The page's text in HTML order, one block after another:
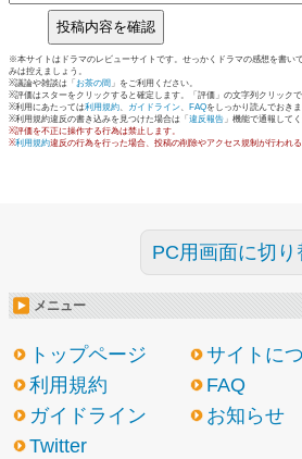
※本サイトはドラマのレビューサイトです。せっかくドラマの感想を書い
みは控えましょう。
※議論や雑談は「 お茶の間 」をご利用ください。
※評価はスターをクリックすると確定します。「評価」の文字列クリックで
※利用にあたっては利用規約、 ガイドライン、 FAQをしっかり読んでおきま
※利用規約違反の書き込みを見つけた場合は「 違反報告 」機能で通報してく
※評価を不正に操作する行為は禁止します。
※利用規約違反の行為を行った場合、投稿の削除やアクセス規制が行われる
PC用画面に切り
メニュー
トップページ
サイトに
利用規約
FAQ
ガイドライン
お知らせ
Twitter